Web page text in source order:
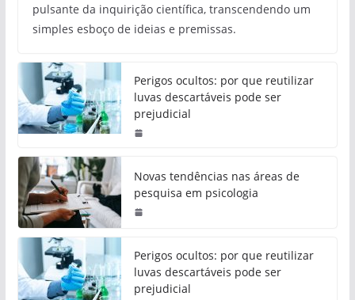
pulsante da inquirição científica, transcendendo um
simples esboço de ideias e premissas.
Perigos ocultos: por que reutilizar
luvas descartáveis pode ser
prejudicial
Novas tendências nas áreas de
pesquisa em psicologia
Perigos ocultos: por que reutilizar
luvas descartáveis pode ser
prejudicial